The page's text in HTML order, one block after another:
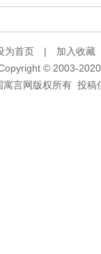
为首页 | 加入收藏
© 2003-
寓言网版权所有 投